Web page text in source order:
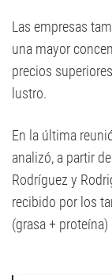
Las empresas
una mayor
precios
lustro.
En la última
analizó, a partir
Rodríguez y
recibido por los
(grasa +